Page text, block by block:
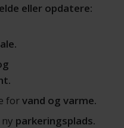
eller opdatere:
forvand og varme.
parkeringsplads.